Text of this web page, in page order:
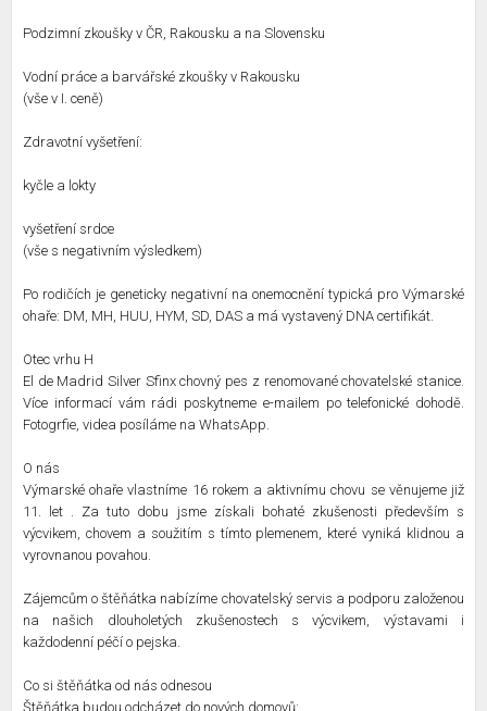
Podzimní zkoušky v ČR, Rakousku a na Slovensku
Vodní práce a barvářské zkoušky v Rakousku
(vše v I. ceně)
Zdravotní vyšetření:
kyčle a lokty
vyšetření srdce
(vše s negativním výsledkem)
Po rodičích je geneticky negativní na onemocnění typická pro Výmarské
ohaře: DM, MH, HUU, HYM, SD, DAS a má vystavený DNA certifikát.
Otec vrhu H
El de Madrid Silver Sfinx chovný pes z renomované chovatelské stanice.
Více informací vám rádi poskytneme e-mailem po telefonické dohodě.
Fotogrfie, videa posíláme na WhatsApp.
O nás
Výmarské ohaře vlastníme 16 rokem a aktivnímu chovu se věnujeme již
11. let . Za tuto dobu jsme získali bohaté zkušenosti především s
výcvikem, chovem a soužitím s tímto plemenem, které vyniká klidnou a
vyrovnanou povahou.
Zájemcům o štěňátka nabízíme chovatelský servis a podporu založenou
na našich dlouholetých zkušenostech s výcvikem, výstavami i
každodenní péčí o pejska.
Co si štěňátka od nás odnesou
Štěňátka budou odcházet do nových domovů: